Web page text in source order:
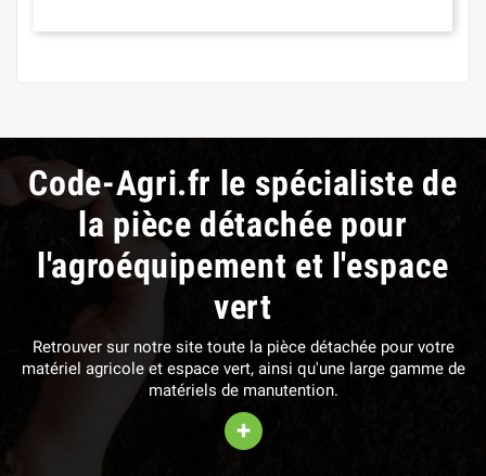
Code-Agri.fr le spécialiste de
la pièce détachée pour
l'agroéquipement et l'espace
vert
Retrouver sur notre site toute la pièce détachée pour votre
matériel agricole et espace vert, ainsi qu'une large gamme de
matériels de manutention.
+